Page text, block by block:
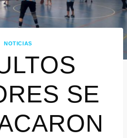
NOTICIAS
SE